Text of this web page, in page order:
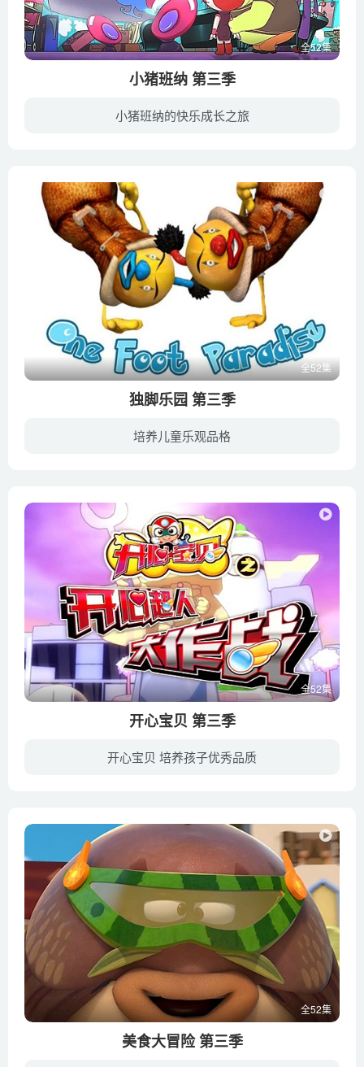
全52集
小猪班纳 第三季
小猪班纳的快乐成长之旅
全52集
独脚乐园 第三季
培养儿童乐观品格
全52集
开心宝贝 第三季
开心宝贝 培养孩子优秀品质
全52集
美食大冒险 第三季